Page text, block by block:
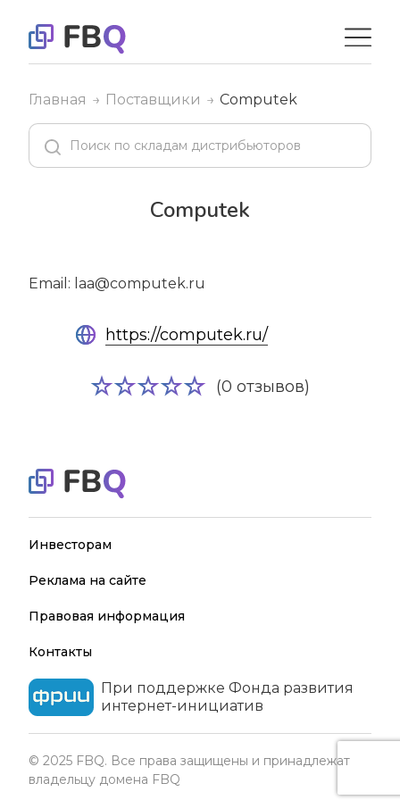
Главная Поставщики Computek
Computek
Email: laa@computek.ru
https://computek.ru/
(0 отзывов)
При поддержке Фонда развития
интернет-инициатив
Инвесторам
Реклама на сайте
Правовая информация
Контакты
© 2025 FBQ. Все права защищены и принадлежат
владельцу домена FBQ